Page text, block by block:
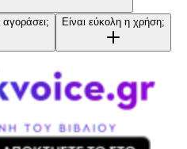
Είναι εύκολη η χρήση;